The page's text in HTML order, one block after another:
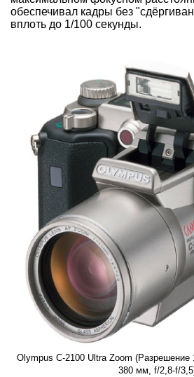
обеспечивал кадры без
вплоть до 1/100 секунды.
Olympus C-2100 Ultra Zoom (Разрешение
380 мм, f/2,8-f/